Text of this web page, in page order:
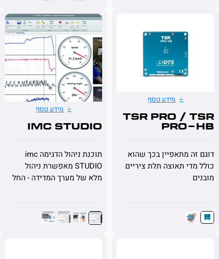
מידע נוסף
TSR PRO /
מתאפיין בכך שהוא
תאוצה תלת ציריים
מידע נוסף
imc STUDIO
תוכנת ניהול הדגימה imc
STUDIO מאפשרת ניהול
מלא של מערך המדידה - החל